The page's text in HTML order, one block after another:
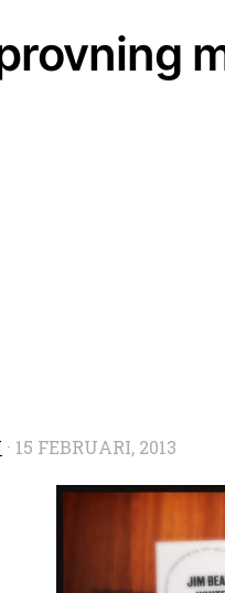
· 15 FEBRUARI, 2013